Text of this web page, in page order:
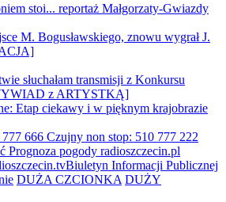
stoi... reportaż Małgorzaty-Gwiazdy
M. Bogusławskiego, znowu wygrał J.
słuchałam transmisji z Konkursu
z ARTYSTKĄ]
Etap ciekawy i w pięknym krajobrazie
666 Czujny non stop: 510 777 222
Prognoza pogody radioszczecin.pl
Biuletyn Informacji Publicznej
DUŻA CZCIONKA DUŻY